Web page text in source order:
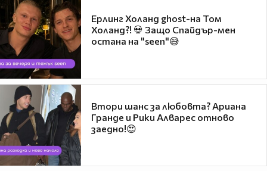
Ерлинг Холанд ghost-на Том
Холанд?! 💀 Защо Спайдър-мен
остана на "seen"😅
Втори шанс за любовта? Ариана
Гранде и Рики Алварес отново
заедно!😍